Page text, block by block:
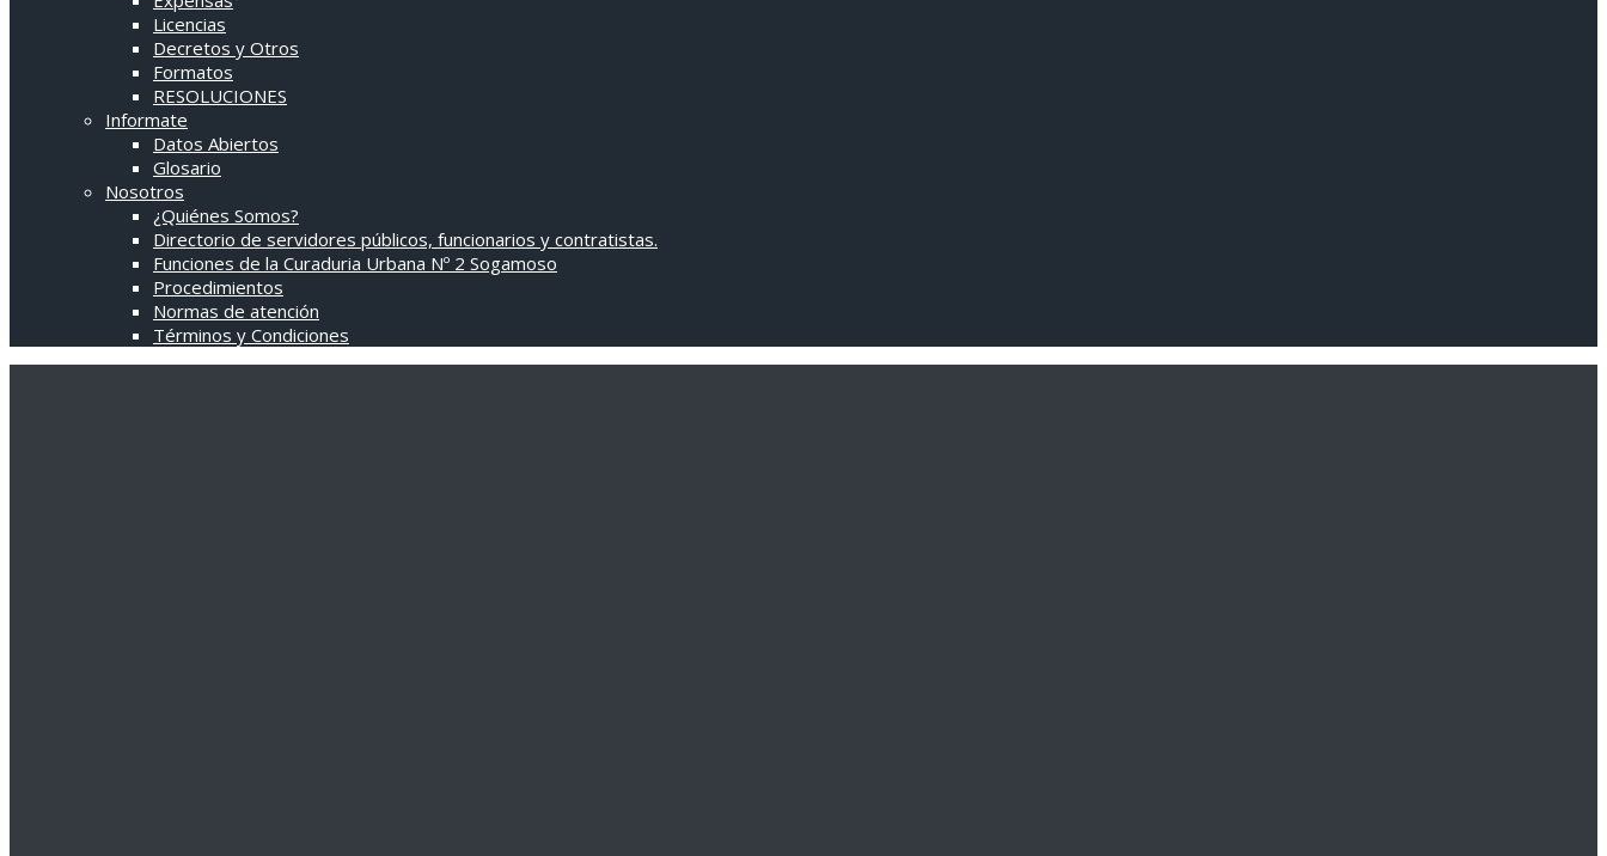
Licencias
Decretos y Otros
Formatos
RESOLUCIONES
Informate
Datos Abiertos
Glosario
Nosotros
¿Quiénes Somos?
Directorio de servidores públicos, funcionarios y contratistas.
Funciones de la Curaduria Urbana Nº 2 Sogamoso
Procedimientos
Normas de atención
Términos y Condiciones